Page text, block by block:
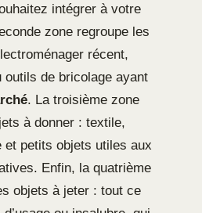
intégrer à votre
zone regroupe les
récent,
outils de bricolage ayant
. La troisième zone
à donner : textile,
et petits objets utiles aux
Enfin, la quatrième
objets à jeter : tout ce